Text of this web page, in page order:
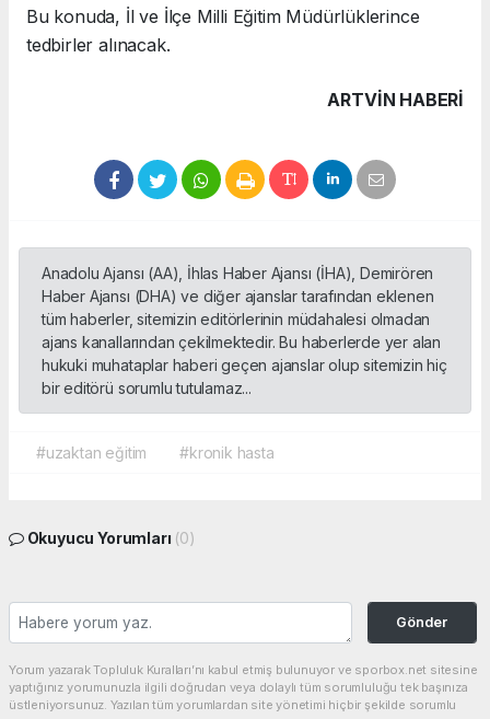
Bu konuda, İl ve İlçe Milli Eğitim Müdürlüklerince
tedbirler alınacak.
ARTVIN HABERİ
Anadolu Ajansı (AA), İhlas Haber Ajansı (İHA), Demirören
Haber Ajansı (DHA) ve diğer ajanslar tarafından eklenen
tüm haberler, sitemizin editörlerinin müdahalesi olmadan
ajans kanallarından çekilmektedir. Bu haberlerde yer alan
hukuki muhataplar haberi geçen ajanslar olup sitemizin hiç
bir editörü sorumlu tutulamaz...
#uzaktan eğitim #kronik hasta
Okuyucu Yorumları (0)
Gönder
Yorum yazarak Topluluk Kuralları’nı kabul etmiş bulunuyor ve sporbox.net sitesine
yaptığınız yorumunuzla ilgili doğrudan veya dolaylı tüm sorumluluğu tek başınıza
üstleniyorsunuz. Yazılan tüm yorumlardan site yönetimi hiçbir şekilde sorumlu